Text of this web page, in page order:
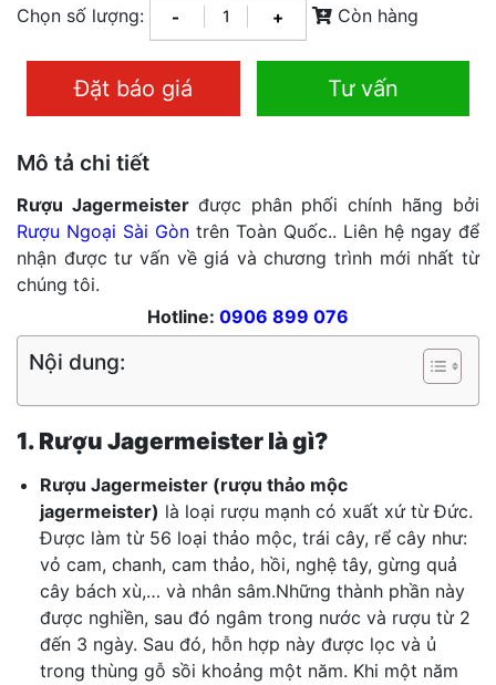
Chọn số lượng: - + Còn hàng
Đặt báo giá Tư vấn
Mô tả chi tiết
Rượu Jagermeister được phân phối chính hãng bởi
Rượu Ngoại Sài Gòn trên Toàn Quốc.. Liên hệ ngay để
nhận được tư vấn về giá và chương trình mới nhất từ
chúng tôi.
Hotline: 0906 899 076
Nội dung:
1. Rượu Jagermeister là gì?
Rượu Jagermeister (rượu thảo mộc
jagermeister) là loại rượu mạnh có xuất xứ từ Đức.
Được làm từ 56 loại thảo mộc, trái cây, rể cây như:
vỏ cam, chanh, cam thảo, hồi, nghệ tây, gừng quả
cây bách xù,… và nhân sâm.Những thành phần này
được nghiền, sau đó ngâm trong nước và rượu từ 2
đến 3 ngày. Sau đó, hỗn hợp này được lọc và ủ
trong thùng gỗ sồi khoảng một năm. Khi một năm